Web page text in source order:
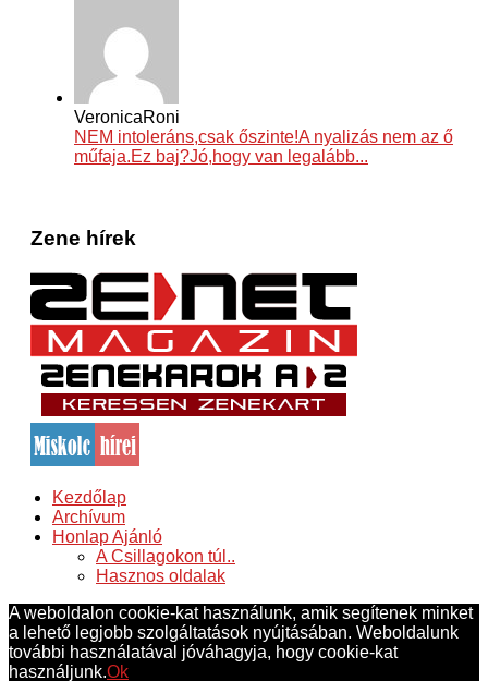
VeronicaRoni
NEM intoleráns,csak őszinte!A nyalizás nem az ő
műfaja.Ez baj?Jó,hogy van legalább...
Zene hírek
Kezdőlap
Archívum
Honlap Ajánló
A Csillagokon túl..
Hasznos oldalak
A weboldalon cookie-kat használunk, amik segítenek minket
a lehető legjobb szolgáltatások nyújtásában. Weboldalunk
további használatával jóváhagyja, hogy cookie-kat
használjunk.Ok